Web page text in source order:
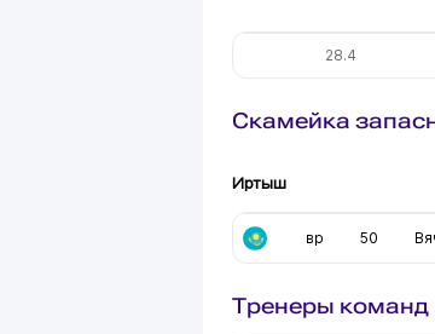
28.4
Скамейка
Иртыш
вр 50
Тренеры команд